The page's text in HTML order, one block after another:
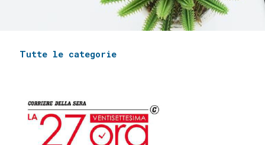
Tutte le categorie